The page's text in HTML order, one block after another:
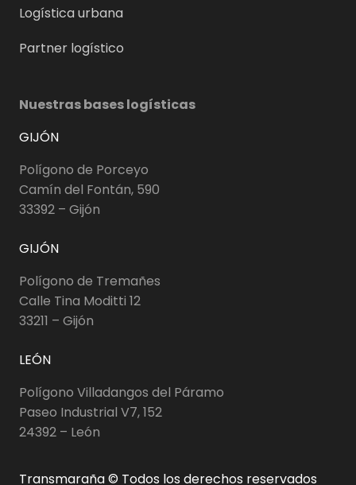
Logística urbana
Partner logístico
Nuestras bases logísticas
GIJÓN
Polígono de Porceyo
Camín del Fontán, 590
33392 – Gijón
GIJÓN
Polígono de Tremañes
Calle Tina Moditti 12
33211 – Gijón
LEÓN
Polígono Villadangos del Páramo
Paseo Industrial V7, 152
24392 – León
Transmaraña © Todos los derechos reservados